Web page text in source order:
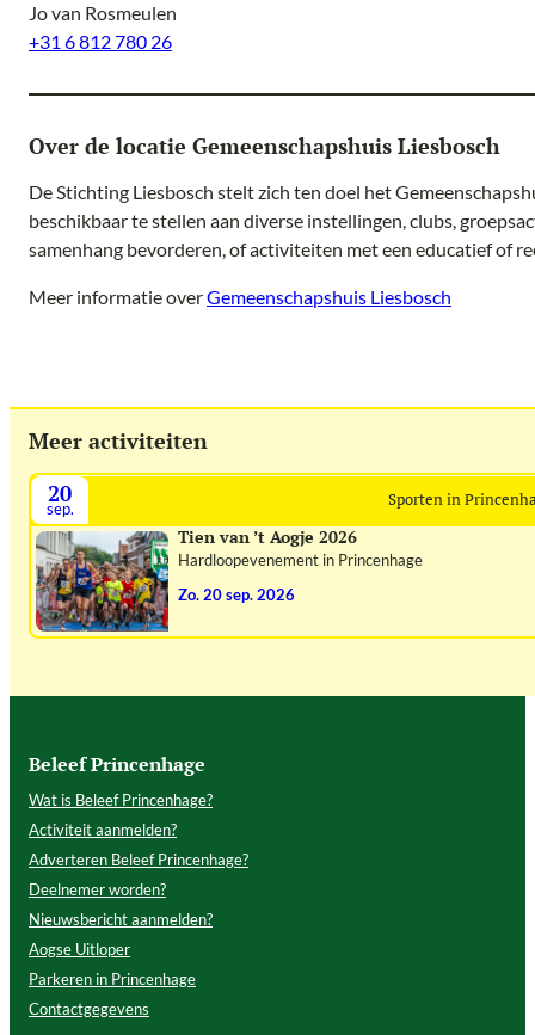
Jo van Rosmeulen
+31 6 812 780 26
Over de locatie Gemeenschapshuis Liesbosch
De Stichting Liesbosch stelt zich ten doel het
beschikbaar te stellen aan diverse instellingen, clubs,
samenhang bevorderen, of activiteiten met een educatief of
Meer informatie overGemeenschapshuis Liesbosch
Meer activiteiten
20
sep. Sporten in
Tien van ’t Aogje 2026
Hardloopevenement in Princenhage
zo. 20 sep. 2026
Beleef Princenhage
Wat is Beleef Princenhage?
Activiteit aanmelden?
Adverteren Beleef Princenhage?
Deelnemer worden?
Nieuwsbericht aanmelden?
Aogse Uitloper
Parkeren in Princenhage
Contactgegevens